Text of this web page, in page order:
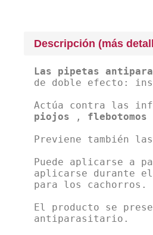
Descripción (más
Las pipetas
de doble efecto:
Actúa contra las
piojos , flebotomos
Previene también
Puede aplicarse a
aplicarse durante
para los cachorros.
El producto se
antiparasitario.